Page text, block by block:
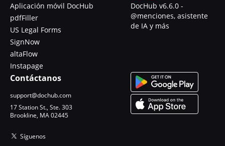
Aplicación móvil DocHub
pdfFiller
US Legal Forms
SignNow
altaFlow
Instapage
DocHub v6.6.0 -
@menciones, asistente
de IA y más
Contáctanos
support@dochub.com
17 Station St., Ste. 303
Brookline, MA 02445
Síguenos